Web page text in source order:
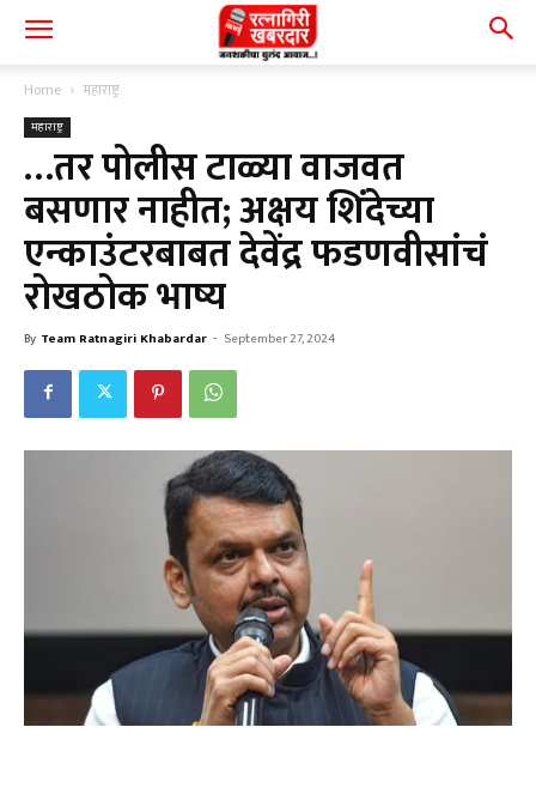
Home महाराष्ट्र
महाराष्ट्र
…तर पोलीस टाळ्या वाजवत
बसणार नाहीत; अक्षय शिंदेच्या
एन्काउंटरबाबत देवेंद्र फडणवीसांचं
रोखठोक भाष्य
By Team Ratnagiri Khabardar - September 27, 2024